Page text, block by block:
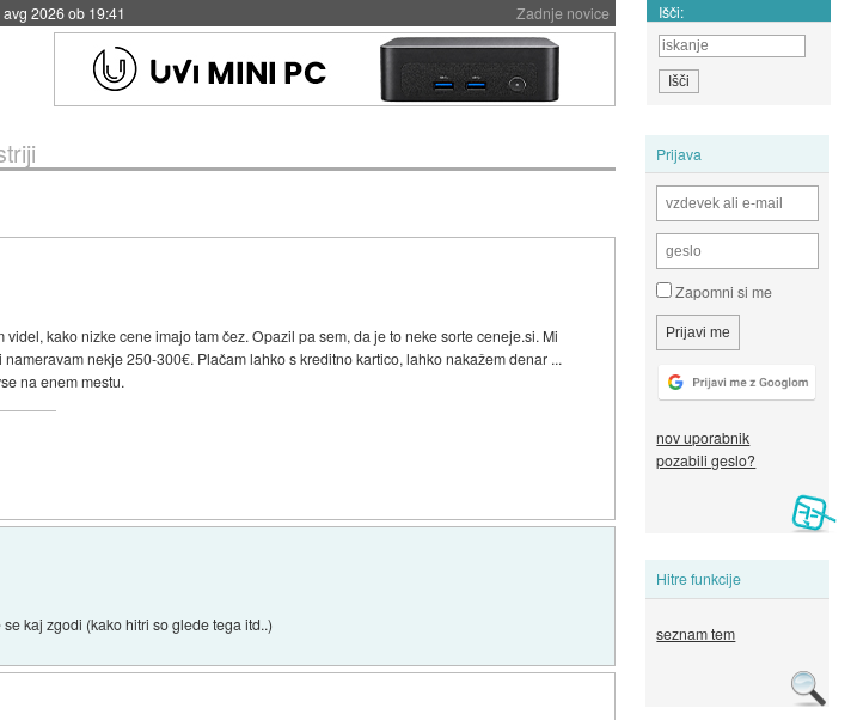
Zadnje novice
ob 19:41 Išči:
Prijava
Zapomni si me
nov uporabnik
pozabili geslo?
Hitre funkcije
seznam tem
kako nizke cene imajo tam čez. Opazil pa sem, da je to neke sorte ceneje.si. Mi
nekje 250-300€. Plačam lahko s kreditno kartico, lahko nakažem denar ...
na enem mestu.
kaj zgodi (kako hitri so glede tega itd..)